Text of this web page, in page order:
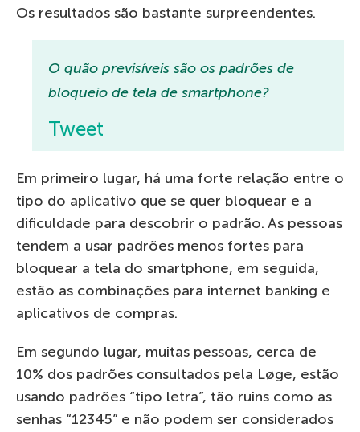
Os resultados são bastante surpreendentes.
O quão previsíveis são os padrões de
bloqueio de tela de smartphone?
Tweet
Em primeiro lugar, há uma forte relação entre o
tipo do aplicativo que se quer bloquear e a
dificuldade para descobrir o padrão. As pessoas
tendem a usar padrões menos fortes para
bloquear a tela do smartphone, em seguida,
estão as combinações para internet banking e
aplicativos de compras.
Em segundo lugar, muitas pessoas, cerca de
10% dos padrões consultados pela Løge, estão
usando padrões “tipo letra”, tão ruins como as
senhas “12345” e não podem ser considerados